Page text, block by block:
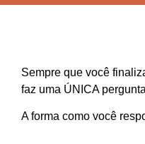
Sempre que você
faz uma ÚNICA
A forma como você